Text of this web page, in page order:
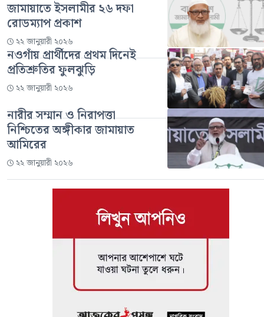
জামায়াতে ইসলামীর ২৬ দফা
রোডম্যাপ প্রকাশ
২২ জানুয়ারী ২০২৬
নওগাঁয় প্রার্থীদের প্রথম দিনেই
প্রতিশ্রুতির ফুলঝুড়ি
২২ জানুয়ারী ২০২৬
নারীর সম্মান ও নিরাপত্তা
নিশ্চিতের অঙ্গীকার জামায়াত
আমিরের
২২ জানুয়ারী ২০২৬